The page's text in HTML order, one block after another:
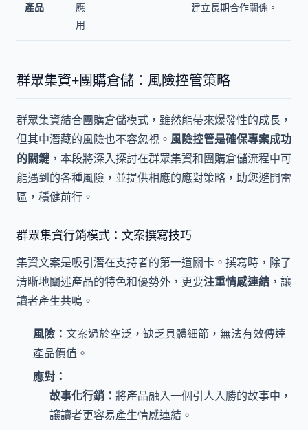
產品
應
用
建立長期合作關係。
群眾集資+團購倉儲：風險控管策略
群眾集資結合團購倉儲模式，雖然能帶來爆發性的成長，
但其中潛藏的風險也不容忽視。 風險控管是確保專案成功
的關鍵 ，本段將深入探討在群眾集資和團購倉儲流程中可
能遇到的各種風險，並提供相應的應對策略，助您避開雷
區，穩健前行。
群眾集資行銷模式：文案撰寫技巧
集資文案是吸引潛在支持者的第一道關卡。撰寫時，除了
清晰地闡述產品的特色和優勢外，更要注重情感連結 ，讓
讀者產生共鳴。
風險： 文案過於空泛，缺乏具體細節，無法有效傳達
產品價值。
應對：
故事化行銷： 將產品融入一個引人入勝的故事中，
讓讀者更容易產生情感連結。